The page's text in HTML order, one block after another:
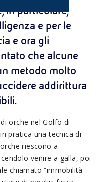
in particolare,
e per le
e ora gli
che alcune
metodo molto
addirittura
orche nel Golfo di
pratica una tecnica di
riescono a
venire a galla, poi
chiamato “immobilità